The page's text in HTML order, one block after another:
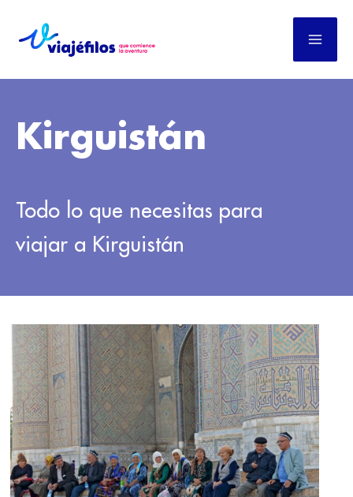
contenido
Kirguistán
Todo lo que necesitas para
viajar a Kirguistán
TASHKENT
Y
BISHKEK,
LAS
CAPITALES
DE
UZBEKISTÁN
Y
KIRGUISTÁN